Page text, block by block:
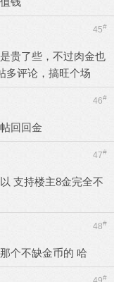
45#
贵了些，不过肉金也
多评论，搞旺个场
46#
回回金
47#
支持楼主8金完全不
48#
个不缺金币的 哈
#